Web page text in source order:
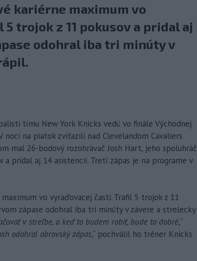
kariérne maximum vo
trojok z 11 pokusov a pridal aj
odohral iba tri minúty v
tímu New York Knicks vedú vo finále Východnej
noci na piatok zvíťazili nad Clevelandom Cavaliers
mal 26-bodový rozohrávač Josh Hart, jeho spoluhráč
a pridal aj 14 asistencií. Tretí zápas je na programe v
vo vyraďovacej časti. Trafil 5 trojok z 11
zápase odohral iba tri minúty v závere a strelecky
v streľbe, a keď to budem robiť, bude to dobré,“
odohral obrovský zápas,“ pochválil ho tréner Knicks